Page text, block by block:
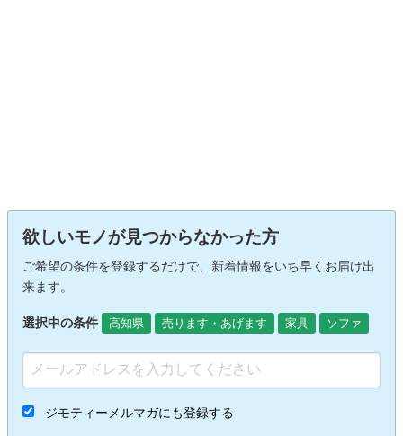
欲しいモノが見つからなかった方
ご希望の条件を登録するだけで、新着情報をいち早くお届け出
来ます。
選択中の条件 高知県 売ります・あげます 家具 ソファ
ジモティーメルマガにも登録する